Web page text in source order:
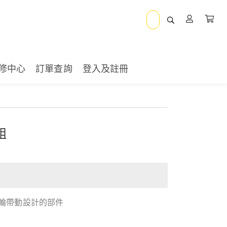
中心 訂單查詢 登入及註冊
帶動設計的部件